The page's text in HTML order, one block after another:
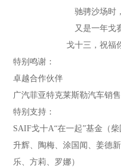
驰骋沙场时
又是一年戈
戈十三，祝福
特别鸣谢：
卓越合作伙伴
广汽菲亚特克莱斯勒汽车销
特别支持：
SAIF戈十A“在一起”基金（
升辉、陶梅、涂国闻、姜德
乐、方莉、罗娜）